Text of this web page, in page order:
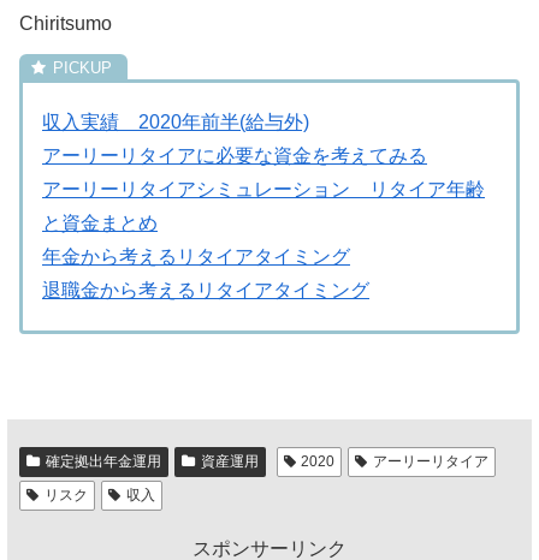
Chiritsumo
収入実績 2020年前半(給与外)
アーリーリタイアに必要な資金を考えてみる
アーリーリタイアシミュレーション リタイア年齢
と資金まとめ
年金から考えるリタイアタイミング
退職金から考えるリタイアタイミング
確定拠出年金運用 資産運用 2020
アーリーリタイア
リスク
収入
スポンサーリンク